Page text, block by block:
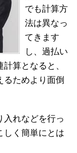
でも計算方
法は異なっ
てきます
し、過払い
算となると、
るためより面倒
入れなどを行っ
しく簡単にとは